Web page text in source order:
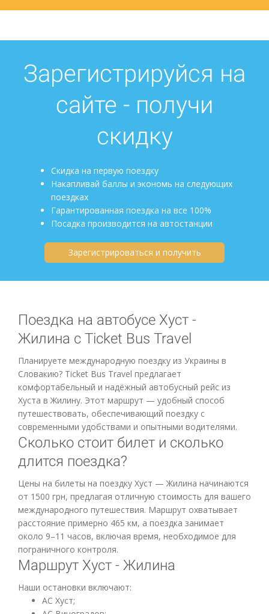
Зарегистрируйся на
сайте - получи
скидку
Скидка на первую поездку
Накапливай баллы и экономь на следующих
поездках
Гарантированная поездка на все 100%
Посадка производится на автостанции
Зарегистрироваться и получить
Поездка на автобусе Хуст -
Жилина с Ticket Bus Travel
Планируете международную поездку из Украины в
Словакию? Ticket Bus Travel предлагает
комфортабельный и надёжный автобусный рейс из
Хуста в Жилину. Этот маршрут — удобный способ
путешествовать, обеспечивающий поездку с
современными удобствами и опытными водителями.
Сколько стоит билет и сколько
длится поездка?
Цены на билеты на поездку Хуст — Жилина начинаются
от 1500 грн, предлагая отличную стоимость для вашего
международного путешествия. Маршрут охватывает
расстояние примерно 465 км, а поездка занимает
около 9–11 часов, включая время, необходимое для
пограничного контроля.
Маршрут Хуст - Жилина
Наши остановки включают:
АС Хуст;